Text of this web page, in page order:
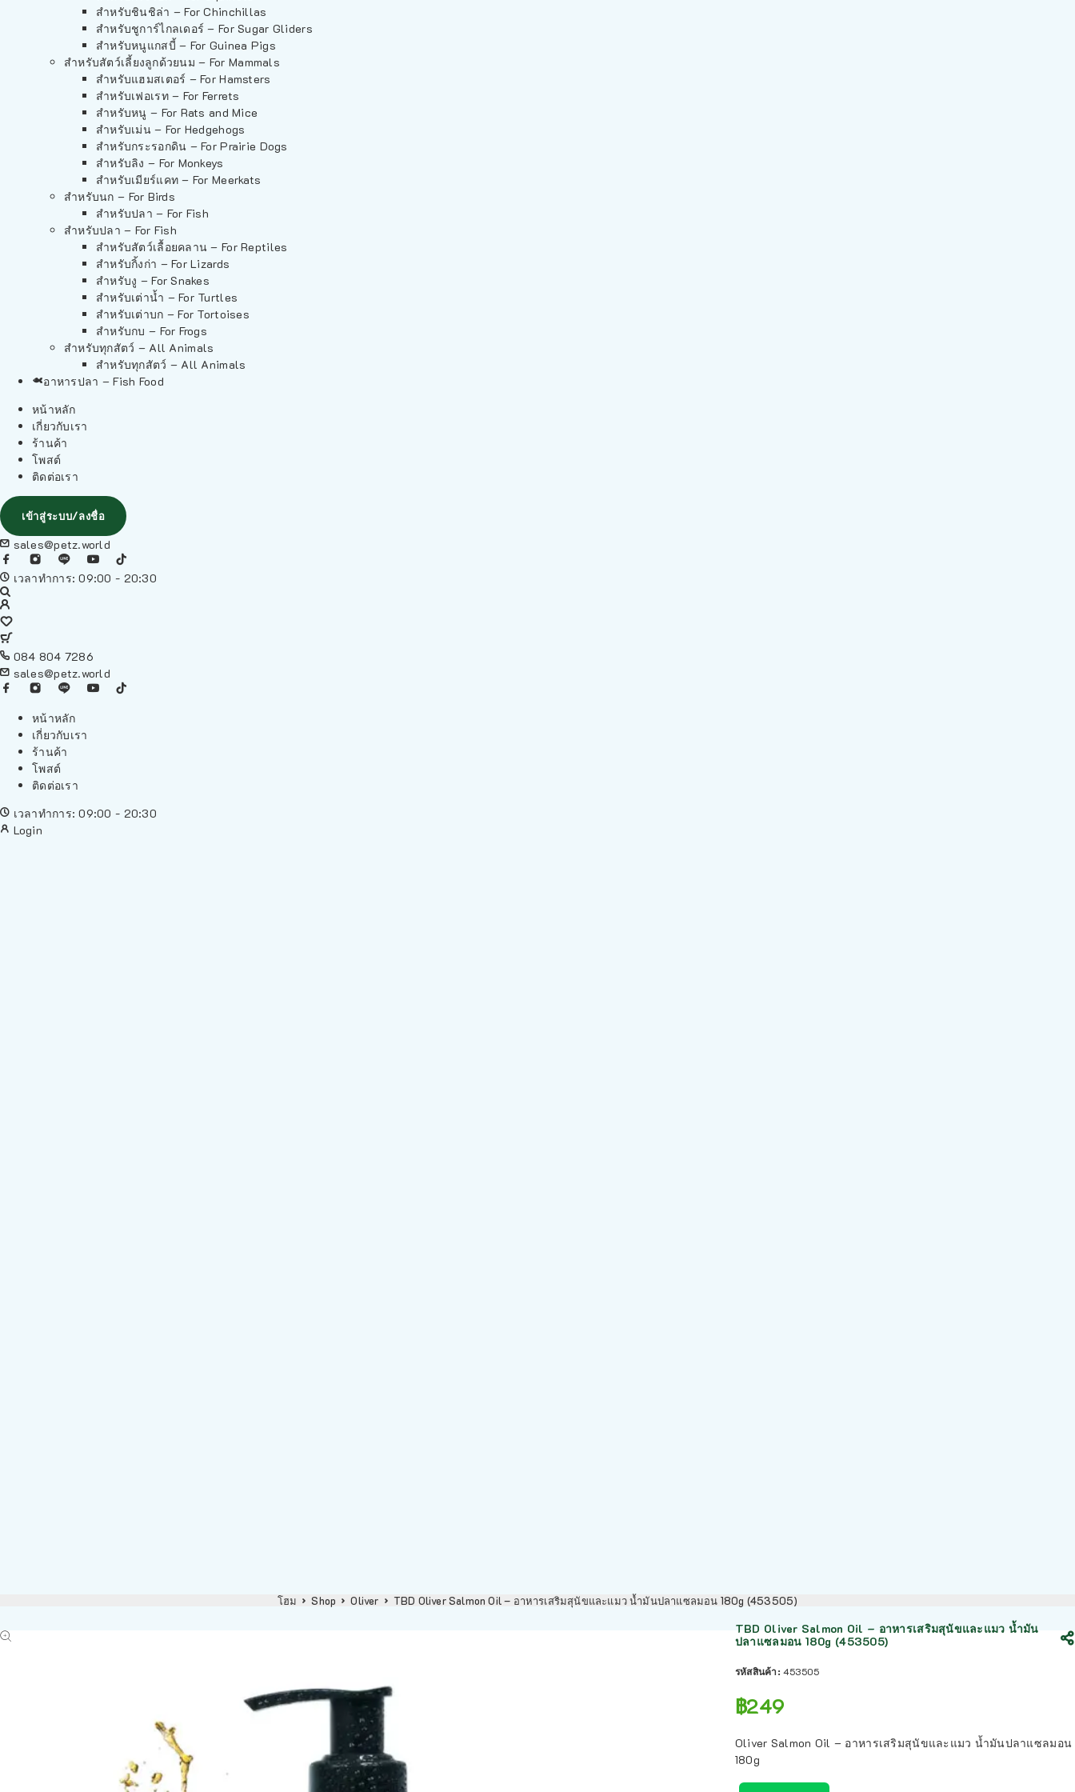
สำหรับชินชิล่า – For Chinchillas
สำหรับชูการ์ไกลเดอร์ – For Sugar Gliders
สำหรับหนูแกสบี้ – For Guinea Pigs
สำหรับสัตว์เลี้ยงลูกด้วยนม – For Mammals
สำหรับแฮมสเตอร์ – For Hamsters
สำหรับเฟอเรท – For Ferrets
สำหรับหนู – For Rats and Mice
สำหรับเม่น – For Hedgehogs
สำหรับกระรอกดิน – For Prairie Dogs
สำหรับลิง – For Monkeys
สำหรับเมียร์แคท – For Meerkats
สำหรับนก – For Birds
สำหรับปลา – For Fish
สำหรับปลา – For Fish
สำหรับสัตว์เลื้อยคลาน – For Reptiles
สำหรับกิ้งก่า – For Lizards
สำหรับงู – For Snakes
สำหรับเต่าน้ำ – For Turtles
สำหรับเต่าบก – For Tortoises
สำหรับกบ – For Frogs
สำหรับทุกสัตว์ – All Animals
สำหรับทุกสัตว์ – All Animals
อาหารปลา – Fish Food
หน้าหลัก
เกี่ยวกับเรา
ร้านค้า
โพสต์
ติดต่อเรา
เข้าสู่ระบบ/ลงชื่อ
sales@petz.world
เวลาทำการ: 09:00 - 20:30
084 804 7286
sales@petz.world
หน้าหลัก
เกี่ยวกับเรา
ร้านค้า
โพสต์
ติดต่อเรา
เวลาทำการ: 09:00 - 20:30
Login
โฮม Shop Oliver TBD Oliver Salmon Oil – อาหารเสริมสุนัขและแมว น้ำมันปลาแซลมอน 180g (453505)
TBD Oliver Salmon Oil – อาหารเสริมสุนัขและแมว น้ำมัน
ปลาแซลมอน 180g (453505)
รหัสสินค้า:453505
฿249
Oliver Salmon Oil – อาหารเสริมสุนัขและแมว น้ำมันปลาแซลมอน
180g